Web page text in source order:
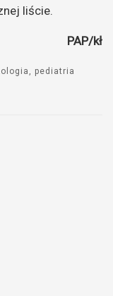
liście.
PAP/kł
pediatria